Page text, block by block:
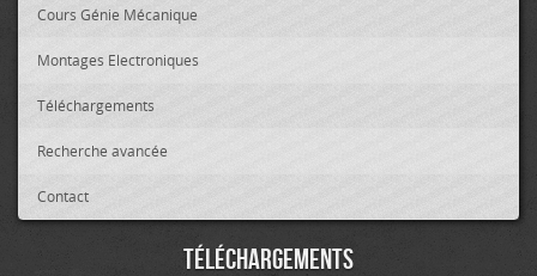
Cours Génie Mécanique
Montages Electroniques
Téléchargements
Recherche avancée
Contact
Téléchargements